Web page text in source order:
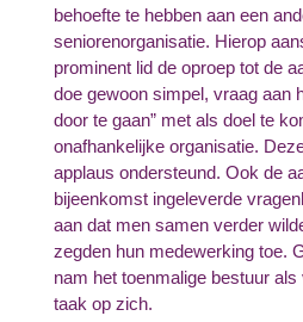
behoefte te hebben aan een
seniorenorganisatie. Hierop
prominent lid de oproep tot de
doe gewoon simpel, vraag aan
door te gaan” met als doel te
onafhankelijke organisatie.
applaus ondersteund. Ook de
bijeenkomst ingeleverde
aan dat men samen verder
zegden hun medewerking toe.
nam het toenmalige bestuur
taak op zich.